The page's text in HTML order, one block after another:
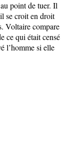
point de tuer. Il
se croit en droit
Voltaire compare
ce qui était censé
l’homme si elle